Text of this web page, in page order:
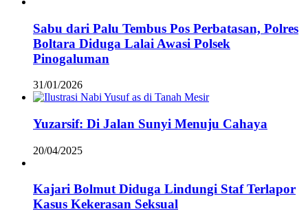
Sabu dari Palu Tembus Pos Perbatasan, Polres
Boltara Diduga Lalai Awasi Polsek
Pinogaluman
31/01/2026
Yuzarsif: Di Jalan Sunyi Menuju Cahaya
20/04/2025
Kajari Bolmut Diduga Lindungi Staf Terlapor
Kasus Kekerasan Seksual